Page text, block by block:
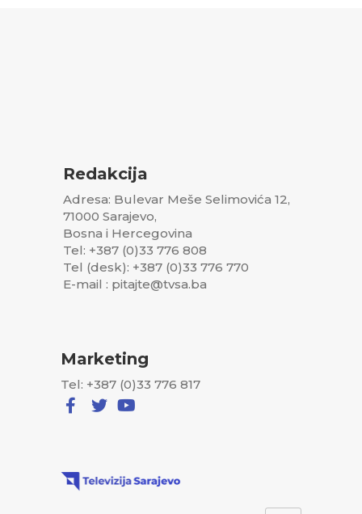
Redakcija
Adresa: Bulevar Meše Selimovića 12,
71000 Sarajevo,
Bosna i Hercegovina
Tel: +387 (0)33 776 808
Tel (desk): +387 (0)33 776 770
E-mail : pitajte@tvsa.ba
Marketing
Tel: +387 (0)33 776 817